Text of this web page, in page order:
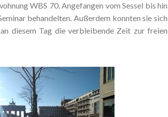
WBS 70. Angefangen vom Sessel bis hin
behandelten. Außerdem konnten sie sich
diesem Tag die verbleibende Zeit zur freien